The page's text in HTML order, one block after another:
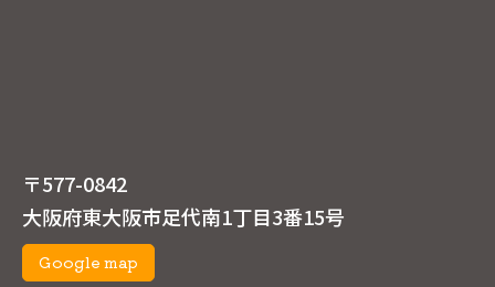
〒577-0842
大阪府東大阪市足代南1丁目3番15号
Google map